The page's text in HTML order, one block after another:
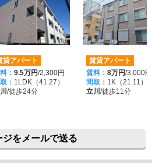
貸アパート
： 9.5万円/2,300円
： 1LDK（41.27）
/徒歩24分
賃貸アパート
賃料： 8万円/3,000円
間取： 1K（21.11）
立川 /徒歩11分
ジをメールで送る